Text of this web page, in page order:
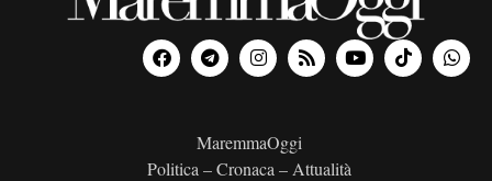
MaremmaOggi
Politica – Cronaca – Attualità